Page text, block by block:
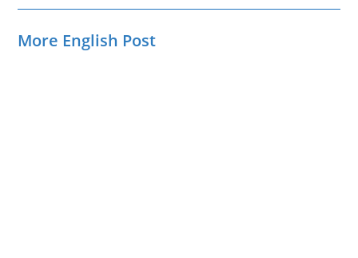
More English Post